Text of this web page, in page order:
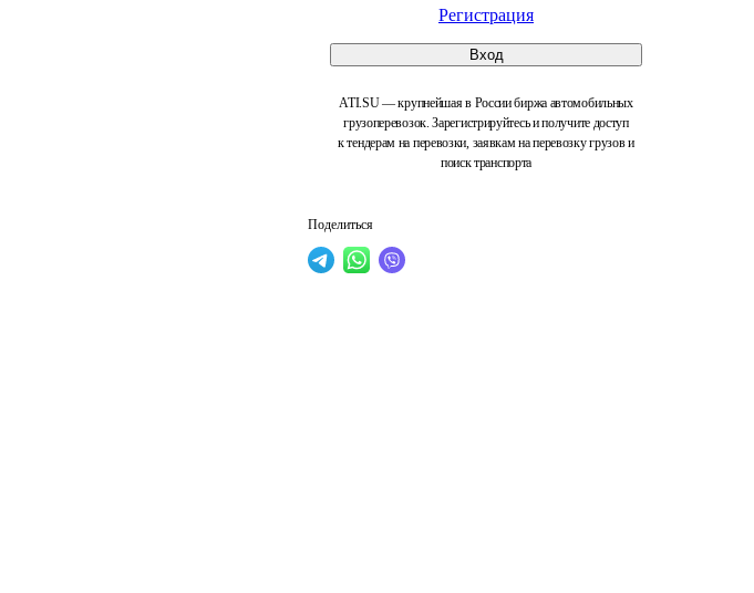
Регистрация
Вход
ATI.SU — крупнейшая в России биржа автомобильных
грузоперевозок. Зарегистрируйтесь и получите доступ
к тендерам на перевозки, заявкам на перевозку грузов и
поиск транспорта
Поделиться